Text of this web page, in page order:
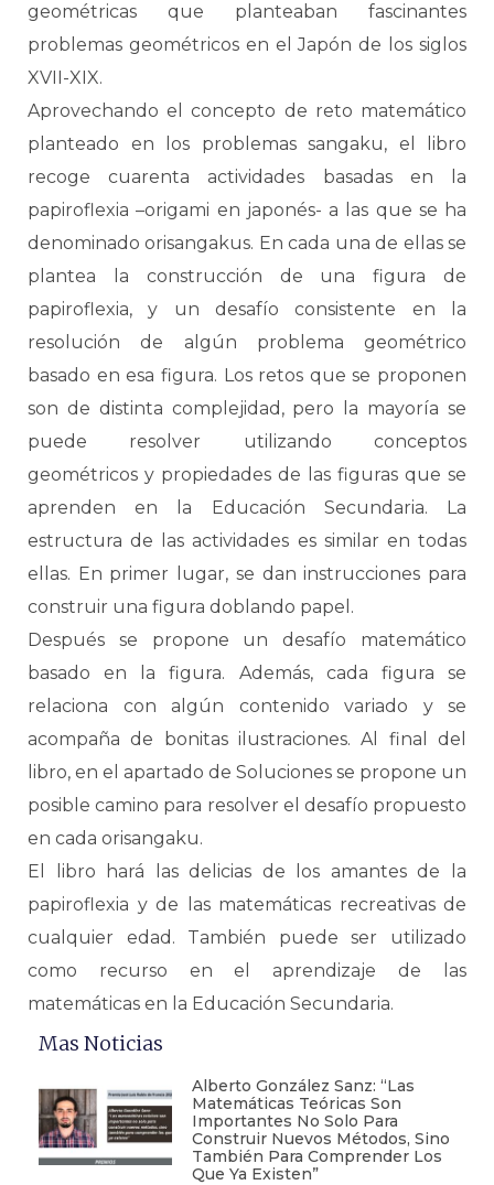
geométricas que planteaban fascinantes
problemas geométricos en el Japón de los siglos
XVII-XIX.
Aprovechando el concepto de reto matemático
planteado en los problemas sangaku, el libro
recoge cuarenta actividades basadas en la
papiroflexia –origami en japonés- a las que se ha
denominado orisangakus. En cada una de ellas se
plantea la construcción de una figura de
papiroflexia, y un desafío consistente en la
resolución de algún problema geométrico
basado en esa figura. Los retos que se proponen
son de distinta complejidad, pero la mayoría se
puede resolver utilizando conceptos
geométricos y propiedades de las figuras que se
aprenden en la Educación Secundaria. La
estructura de las actividades es similar en todas
ellas. En primer lugar, se dan instrucciones para
construir una figura doblando papel.
Después se propone un desafío matemático
basado en la figura. Además, cada figura se
relaciona con algún contenido variado y se
acompaña de bonitas ilustraciones. Al final del
libro, en el apartado de Soluciones se propone un
posible camino para resolver el desafío propuesto
en cada orisangaku.
El libro hará las delicias de los amantes de la
papiroflexia y de las matemáticas recreativas de
cualquier edad. También puede ser utilizado
como recurso en el aprendizaje de las
matemáticas en la Educación Secundaria.
Mas Noticias
Alberto González Sanz: “Las
Matemáticas Teóricas Son
Importantes No Solo Para
Construir Nuevos Métodos, Sino
También Para Comprender Los
Que Ya Existen”